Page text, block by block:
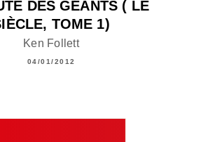
DES GÉANTS ( LE
TOME 1)
Ken Follett
04/01/2012